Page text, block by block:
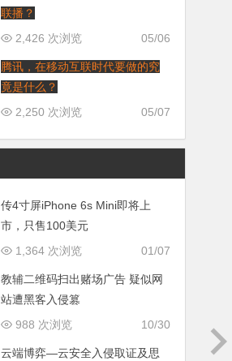
联播？
05/06
2,426 次浏览
腾讯，在移动互联时代要做的究
竟是什么？
05/07
2,250 次浏览
传4寸屏iPhone 6s Mini即将上
市，只售100美元
01/07
1,364 次浏览
教辅二维码扫出赌场广告 疑似网
站遭黑客入侵篡
10/30
988 次浏览
云端博弈—云安全入侵取证及思